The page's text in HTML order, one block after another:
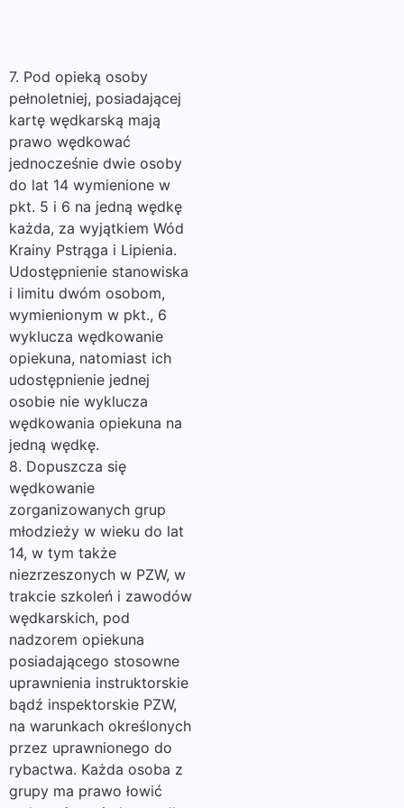
7. Pod opieką osoby
pełnoletniej, posiadającej
kartę wędkarską mają
prawo wędkować
jednocześnie dwie osoby
do lat 14 wymienione w
pkt. 5 i 6 na jedną wędkę
każda, za wyjątkiem Wód
Krainy Pstrąga i Lipienia.
Udostępnienie stanowiska
i limitu dwóm osobom,
wymienionym w pkt., 6
wyklucza wędkowanie
opiekuna, natomiast ich
udostępnienie jednej
osobie nie wyklucza
wędkowania opiekuna na
jedną wędkę.
8. Dopuszcza się
wędkowanie
zorganizowanych grup
młodzieży w wieku do lat
14, w tym także
niezrzeszonych w PZW, w
trakcie szkoleń i zawodów
wędkarskich, pod
nadzorem opiekuna
posiadającego stosowne
uprawnienia instruktorskie
bądź inspektorskie PZW,
na warunkach określonych
przez uprawnionego do
rybactwa. Każda osoba z
grupy ma prawo łowić